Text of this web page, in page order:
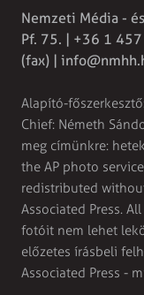
Nemzeti Média -
Pf. 75. | +36 1
(fax) |
Alapító-
Chief: Németh
meg címünkre:
the AP photo
redistributed
Associated Press.
fotóit nem lehet
előzetes írásbeli
Associated Press -